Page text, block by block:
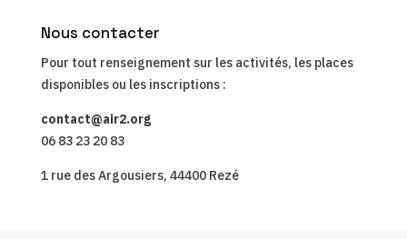
Nous contacter
Pour tout renseignement sur les activités, les places
disponibles ou les inscriptions :
contact@air2.org
06 83 23 20 83
1 rue des Argousiers, 44400 Rezé